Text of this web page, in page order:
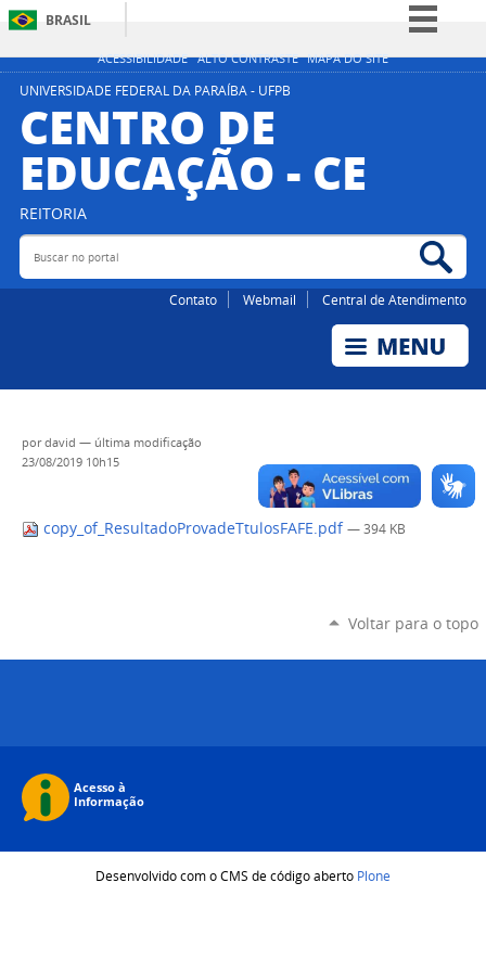
ACESSIBILIDADE ALTO CONTRASTE MAPA DO SITE
BRASIL
Simplifique!
Acesso à informação
Legislação
UNIVERSIDADE FEDERAL DA PARAÍBA - UFPB
CENTRO DE
EDUCAÇÃO - CE
REITORIA
Buscar no portal
Contato Webmail Central de Atendimento
pordavid — última modificação
23/08/2019 10h15
copy_of_ResultadoProvadeTtulosFAFE.pdf — 394 KB
Voltar para o topo
Desenvolvido com o CMS de código aberto Plone